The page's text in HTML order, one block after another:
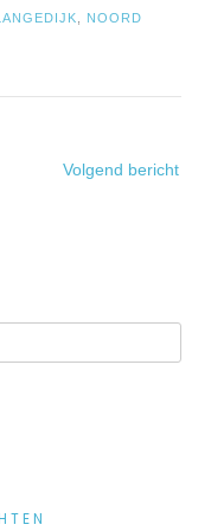
NOORD
Volgend bericht